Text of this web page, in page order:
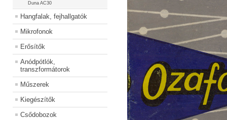
Duna AC30
Hangfalak, fejhallgatók
Mikrofonok
Erősítők
Anódpótlók,
transzformátorok
Műszerek
Kiegészítők
Csődobozok